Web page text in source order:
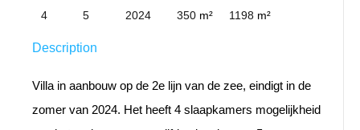
4 5 2024 350 m² 1198 m²
Description
Villa in aanbouw op de 2e lijn van de zee, eindigt in de
zomer van 2024. Het heeft 4 slaapkamers mogelijkheid